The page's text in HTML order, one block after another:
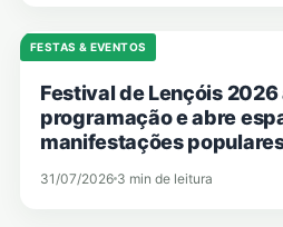
FESTAS & EVENTOS
Festival de Lençóis 2026
programação e abre
manifestações
31/07/2026 3 min de leitura